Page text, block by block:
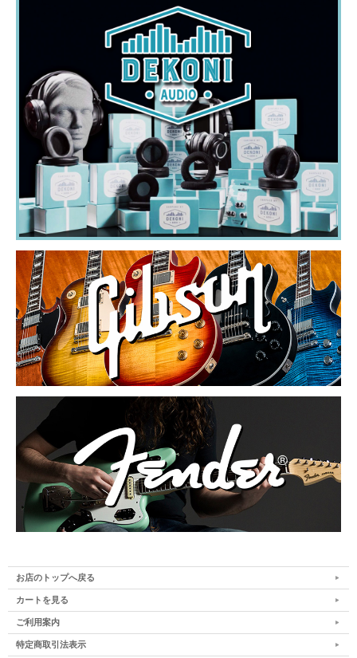
お店のトップへ戻る
カートを見る
ご利用案内
特定商取引法表示